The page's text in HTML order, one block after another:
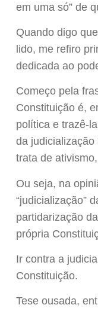
em uma só” de
Quando digo
lido, me refiro
dedicada ao
Começo pela
Constituição é,
política e trazê-
da
trata de
Ou seja, na
“judicialização”
partidarização
própria
Ir contra a
Constituição.
Tese ousada,